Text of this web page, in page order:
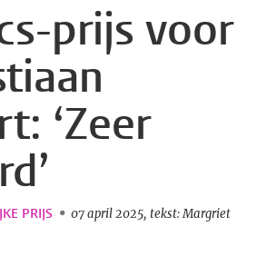
prijs voor
‘Zeer
PRIJS 07 april 2025 tekst: Margriet